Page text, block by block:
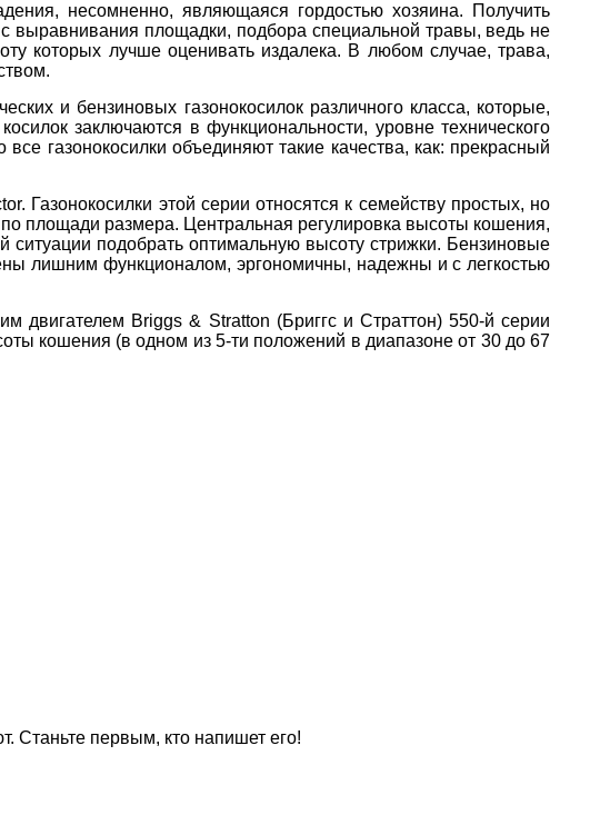
несомненно, являющаяся гордостью хозяина. Получить
с выравнивания площадки, подбора специальной травы, ведь не
которых лучше оценивать издалека. В любом случае, трава,
и бензиновых газонокосилок различного класса, которые,
заключаются в функциональности, уровне технического
газонокосилки объединяют такие качества, как: прекрасный
Газонокосилки этой серии относятся к семейству простых, но
площади размера. Центральная регулировка высоты кошения,
ситуации подобрать оптимальную высоту стрижки. Бензиновые
лишним функционалом, эргономичны, надежны и с легкостью
двигателем Briggs & Stratton (Бриггс и Страттон) 550-й серии
кошения (в одном из 5-ти положений в диапазоне от 30 до 67
Станьте первым, кто напишет его!